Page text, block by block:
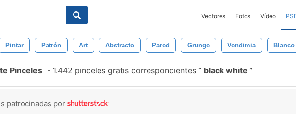
Vectores Fotos Vídeo
Pintar Patrón Art Abstracto Pared Grunge Vendimia Blanco
Pinceles - 1.442 pinceles gratis correspondientes black white
patrocinadas por